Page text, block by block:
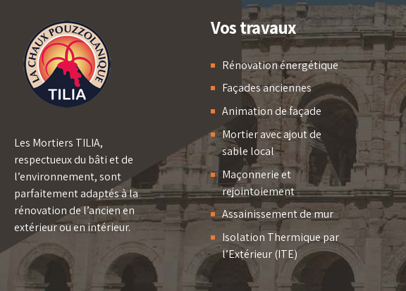
Les Mortiers TILIA,
respectueux du bâti et de
l’environnement, sont
parfaitement adaptés à la
rénovation de l’ancien en
extérieur ou en intérieur.
Vos travaux
Rénovation énergétique
Façades anciennes
Animation de façade
Mortier avec ajout de
sable local
Maçonnerie et
rejointoiement
Assainissement de mur
Isolation Thermique par
l’Extérieur (ITE)